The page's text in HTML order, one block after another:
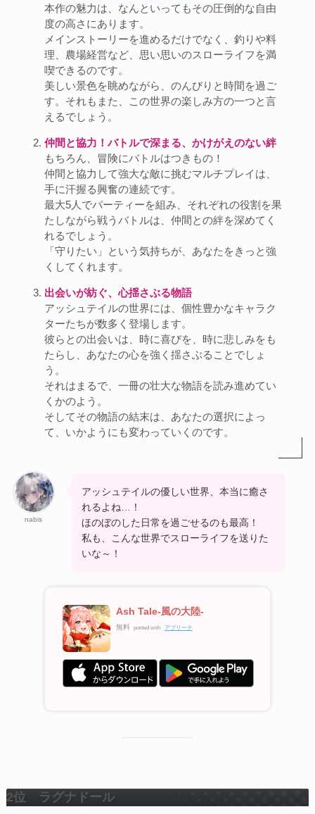
本作の魅力は、なんといってもその圧倒的な自由
度の高さにあります。
メインストーリーを進めるだけでなく、釣りや料
理、農場経営など、思い思いのスローライフを満
喫できるのです。
美しい景色を眺めながら、のんびりと時間を過ご
す。それもまた、この世界の楽しみ方の一つと言
えるでしょう。
仲間と協力！バトルで深まる、かけがえのない絆
もちろん、冒険にバトルはつきもの！
仲間と協力して強大な敵に挑むマルチプレイは、
手に汗握る興奮の連続です。
最大5人でパーティーを組み、それぞれの役割を果
たしながら戦うバトルは、仲間との絆を深めてく
れるでしょう。
「守りたい」という気持ちが、あなたをきっと強
くしてくれます。
出会いが紡ぐ、心揺さぶる物語
アッシュテイルの世界には、個性豊かなキャラク
ターたちが数多く登場します。
彼らとの出会いは、時に喜びを、時に悲しみをも
たらし、あなたの心を強く揺さぶることでしょ
う。
それはまるで、一冊の壮大な物語を読み進めてい
くかのよう。
そしてその物語の結末は、あなたの選択によっ
て、いかようにも変わっていくのです。
nabis
アッシュテイルの優しい世界、本当に癒さ
れるよね…！
ほのぼのした日常を過ごせるのも最高！
私も、こんな世界でスローライフを送りた
いな～！
Ash Tale-風の大陸-
無料 posted with アプリーチ
2位 ラグナドール